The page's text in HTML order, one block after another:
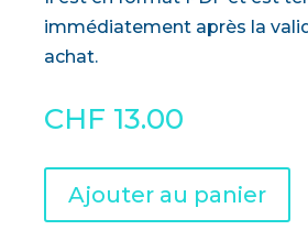
immédiatement après la
achat.
CHF 13.00
Ajouter au panier